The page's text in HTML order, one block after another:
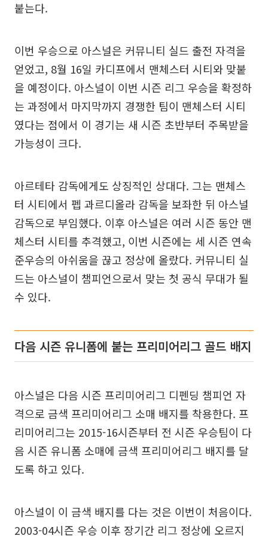
붙는다.
이번 우승으로 아스널은 커뮤니티 실드 출전 자격을
얻었고, 8월 16일 카디프에서 맨체스터 시티와 맞붙
을 예정이다. 아스널이 이번 시즌 리그 우승을 확정하
는 과정에서 마지막까지 경쟁한 팀이 맨체스터 시티
였다는 점에서 이 경기는 새 시즌 초반부터 주목받을
가능성이 크다.
아르테타 감독에게도 상징적인 상대다. 그는 맨체스
터 시티에서 펩 과르디올라 감독을 보좌한 뒤 아스널
감독으로 부임했다. 이후 아스널은 여러 시즌 동안 맨
체스터 시티를 추격했고, 이번 시즌에는 세 시즌 연속
준우승의 아쉬움을 끊고 정상에 올랐다. 커뮤니티 실
드는 아스널이 챔피언으로서 맞는 첫 공식 무대가 될
수 있다.
다음 시즌 유니폼에 붙는 프리미어리그 골드 배지
아스널은 다음 시즌 프리미어리그 디펜딩 챔피언 자
격으로 금색 프리미어리그 소매 배지를 착용한다. 프
리미어리그는 2015-16시즌부터 전 시즌 우승팀이 다
음 시즌 유니폼 소매에 금색 프리미어리그 배지를 달
도록 하고 있다.
아스널이 이 금색 배지를 다는 것은 이번이 처음이다.
2003-04시즌 우승 이후 장기간 리그 정상에 오르지